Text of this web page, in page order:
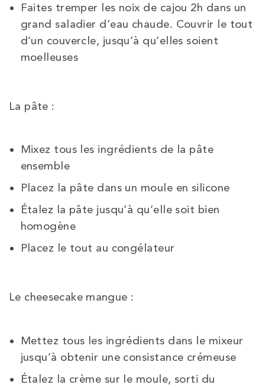
Faites tremper les noix de cajou 2h dans un
grand saladier d’eau chaude. Couvrir le tout
d’un couvercle, jusqu’à qu’elles soient
moelleuses
La pâte :
Mixez tous les ingrédients de la pâte
ensemble
Placez la pâte dans un moule en silicone
Étalez la pâte jusqu’à qu’elle soit bien
homogène
Placez le tout au congélateur
Le cheesecake mangue :
Mettez tous les ingrédients dans le mixeur
jusqu’à obtenir une consistance crémeuse
Étalez la crème sur le moule, sorti du